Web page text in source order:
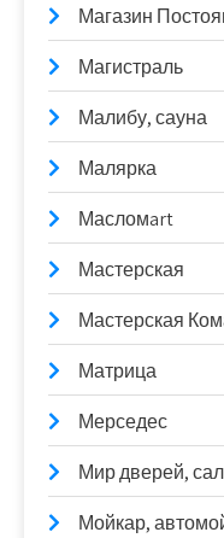
Магазин
Магистраль
Малибу, сауна
Малярка
Масломart
Мастерская
Мастерская
Матрица
Мерседес
Мир дверей,
Мойкар,